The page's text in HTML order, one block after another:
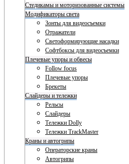
Стедикамы и моторизованные системы
Модификаторы света
Зонты для видеосъемки
Отражатели
Светоформирующие насадки
Софтбоксы для видеосъемки
Плечевые упоры и обвесы
Follow focus
Плечевые упоры
Брекеты
Слайдеры и тележки
Рельсы
Слайдеры
Тележки Dolly
Тележки TrackMaster
Краны и автогрипы
Операторские краны
Автогрипы